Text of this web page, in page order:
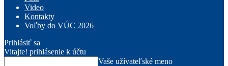
Video
Kontakty
Voľby do VÚC 2026
Prihlásiť sa
Vitajte! prihlásenie k účtu
Vaše užívateľské meno